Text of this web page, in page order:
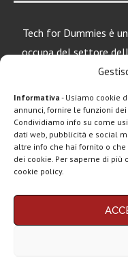
Informativa - Usiamo cookie
annunci, fornire le funzioni
Condividiamo info su come
dati web, pubblicità e social
altre info che hai fornito o che
dei cookie. Per saperne di
cookie policy.
Tech for Dummies è
occupa del settore
una particolare
Chi siamo
Questo blog non rappresenta
LEGGI ANCHE
Google
Search Live
Rassegna